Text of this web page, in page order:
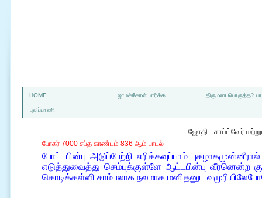
HOME ஜாமக்கோள் பார்க்க திருமண பொருத்தம்
புலிப்பாணி
ஜோதிட சாப்ட்வேர்
போகர் 7000 சப்த காண்டம் 836 ஆம் பாடல்
போட்டபின்பு அடுப்பேற்றி எரிக்கவுப்பாம்
எடுத்துவைத்து செம்புக்குள்ளே ஆட்டபின்பு வீரனென்ற
கொடிக்கள்ளி சாம்பலாக நலமாக மனிதனுட